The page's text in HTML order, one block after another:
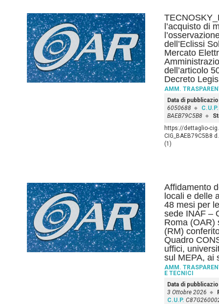
l’acquisto di
dell’Eclissi
Mercato
dell’articolo
Decreto
AMM.
Data di
6050688
C.U.P.
BAEB79C5B8
https://dettaglio-
CIG_BAEB79C5B8
(1)
Affidamento
locali e delle
48 mesi per
sede INAF –
Roma (OAR)
(RM)
Quadro
uffici,
sul MEPA, ai
AMM.
E TECNICI
Data di
3 Ottobre 2026
C.U.P.